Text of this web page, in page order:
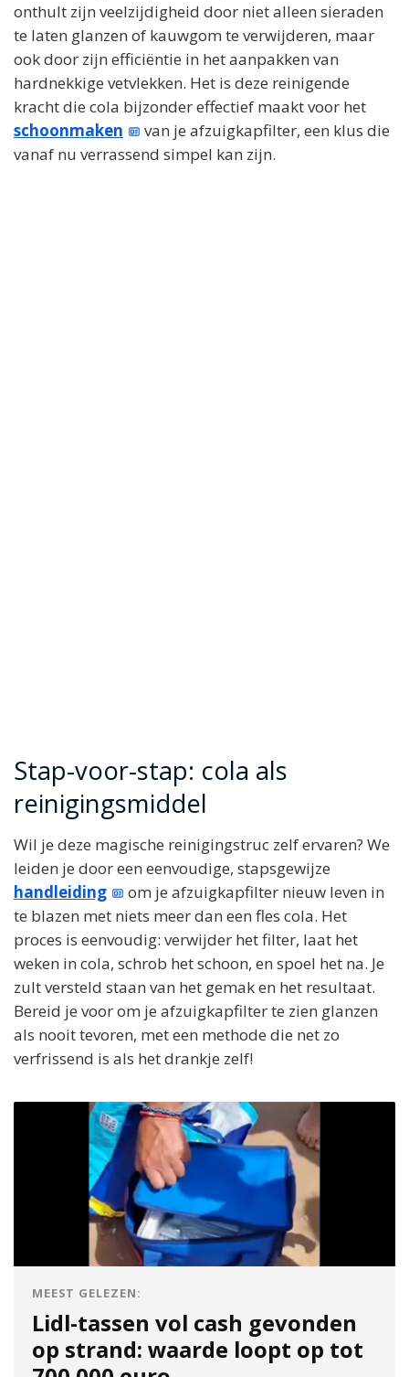
onthult zijn veelzijdigheid door niet alleen sieraden
te laten glanzen of kauwgom te verwijderen, maar
ook door zijn efficiëntie in het aanpakken van
hardnekkige vetvlekken. Het is deze reinigende
kracht die cola bijzonder effectief maakt voor het
schoonmaken
van je afzuigkapfilter, een klus die
vanaf nu verrassend simpel kan zijn.
Stap-voor-stap: cola als
reinigingsmiddel
Wil je deze magische reinigingstruc zelf ervaren? We
leiden je door een eenvoudige, stapsgewijze
handleiding
om je afzuigkapfilter nieuw leven in
te blazen met niets meer dan een fles cola. Het
proces is eenvoudig: verwijder het filter, laat het
weken in cola, schrob het schoon, en spoel het na. Je
zult versteld staan van het gemak en het resultaat.
Bereid je voor om je afzuigkapfilter te zien glanzen
als nooit tevoren, met een methode die net zo
verfrissend is als het drankje zelf!
MEEST GELEZEN:
Lidl-tassen vol cash gevonden
op strand: waarde loopt op tot